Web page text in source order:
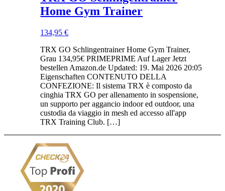
Home Gym Trainer
134,95€
TRX GO Schlingentrainer Home Gym Trainer,
Grau 134,95€ PRIMEPRIME Auf Lager Jetzt
bestellen Amazon.de Updated: 19. Mai 2026 20:05
Eigenschaften CONTENUTO DELLA
CONFEZIONE: Il sistema TRX è composto da
cinghia TRX GO per allenamento in sospensione,
un supporto per aggancio indoor ed outdoor, una
custodia da viaggio in mesh ed accesso all'app
TRX Training Club. […]